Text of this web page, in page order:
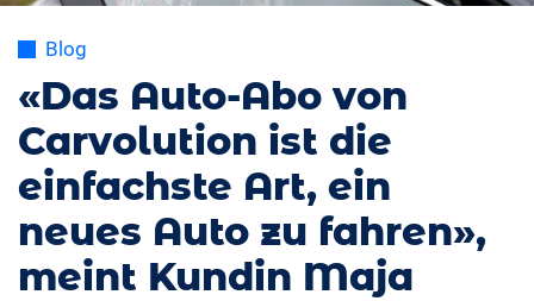
Blog
«Das Auto-Abo von
Carvolution ist die
einfachste Art, ein
neues Auto zu fahren»,
meint Kundin Maja